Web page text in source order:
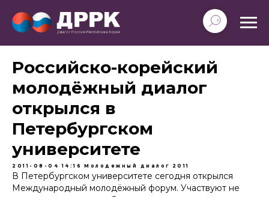
Российско-корейский
молодёжный диалог
открылся в
Петербургском
университете
2011-08-04 14:16 Молодежный диалог 2011
В Петербургском университете сегодня открылся
Международный молодёжный форум. Участвуют не